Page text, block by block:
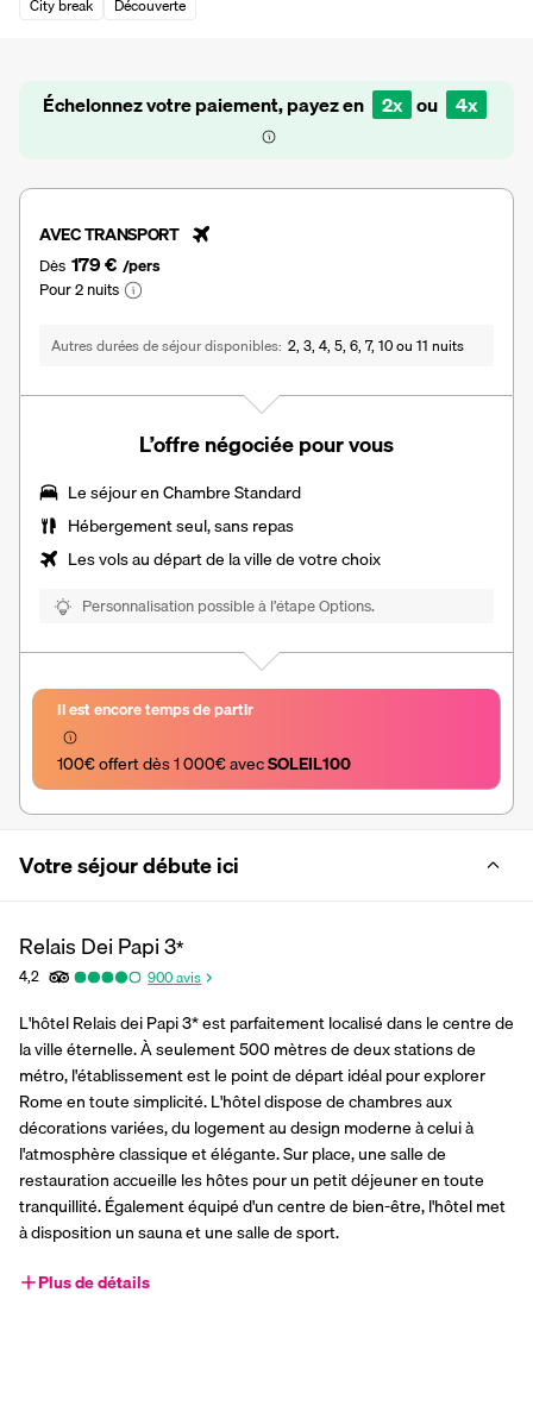
City break Découverte
Échelonnez votre paiement, payez en 2x ou 4x
AVEC TRANSPORT
Dès 179 € /pers
Pour 2 nuits
Autres durées de séjour disponibles 2, 3, 4, 5, 6, 7, 10 ou 11 nuits
L’offre négociée pour vous
Le séjour en Chambre Standard
Hébergement seul, sans repas
Les vols au départ de la ville de votre choix
Personnalisation possible à l’étape Options.
Il est encore temps de partir
100€ offert dès 1 000€ avec SOLEIL100
Votre séjour débute ici
Relais Dei Papi3*
4,2 900avis
L'hôtel Relais dei Papi 3* est parfaitement localisé dans le centre de
la ville éternelle. À seulement 500 mètres de deux stations de
métro, l'établissement est le point de départ idéal pour explorer
Rome en toute simplicité. L'hôtel dispose de chambres aux
décorations variées, du logement au design moderne à celui à
l'atmosphère classique et élégante. Sur place, une salle de
restauration accueille les hôtes pour un petit déjeuner en toute
tranquillité. Également équipé d'un centre de bien-être, l'hôtel met
à disposition un sauna et une salle de sport.
Plus de détails